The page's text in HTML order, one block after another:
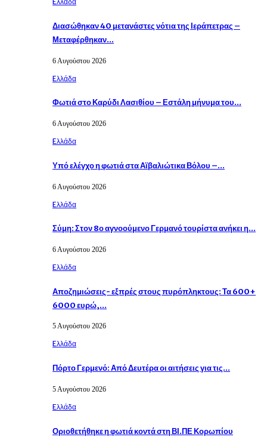
Διασώθηκαν 40 μετανάστες νότια της Ιεράπετρας –
Μεταφέρθηκαν…
6 Αυγούστου 2026
Eλλάδα
Φωτιά στο Καρύδι Λασιθίου – Εστάλη μήνυμα του…
6 Αυγούστου 2026
Eλλάδα
Υπό ελέγχο η φωτιά στα Αϊβαλιώτικα Βόλου –…
6 Αυγούστου 2026
Eλλάδα
Σύμη: Στον 8ο αγνοούμενο Γερμανό τουρίστα ανήκει η…
6 Αυγούστου 2026
Eλλάδα
Αποζημιώσεις- εξπρές στους πυρόπληκτους: Τα 600+
6000 ευρώ,…
5 Αυγούστου 2026
Eλλάδα
Πόρτο Γερμενό: Από Δευτέρα οι αιτήσεις για τις…
5 Αυγούστου 2026
Eλλάδα
Οριοθετήθηκε η φωτιά κοντά στη ΒΙ.ΠΕ Κορωπίου